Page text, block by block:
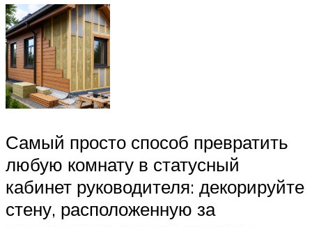
Самый просто способ превратить
любую комнату в статусный
кабинет руководителя: декорируйте
стену, расположенную за